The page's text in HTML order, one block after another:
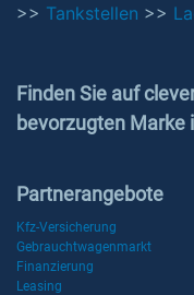
>> Tankstellen >>
Finden Sie auf
bevorzugten Marke
Partnerangebote
Kfz-Versicherung
Gebrauchtwagenmarkt
Finanzierung
Leasing